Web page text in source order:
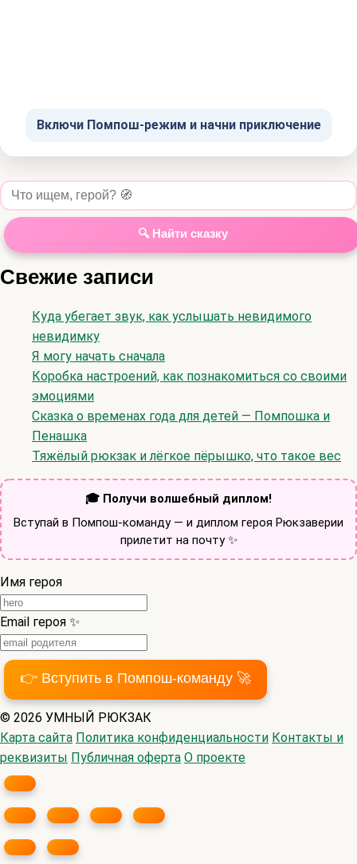
Включи Помпош-режим и начни приключение
🔍 Найти сказку
Свежие записи
Куда убегает звук, как услышать невидимого
невидимку
Я могу начать сначала
Коробка настроений, как познакомиться со своими
эмоциями
Сказка о временах года для детей — Помпошка и
Пенашка
Тяжёлый рюкзак и лёгкое пёрышко, что такое вес
🎓 Получи волшебный диплом!
Вступай в Помпош-команду — и диплом героя Рюкзаверии
прилетит на почту ✨
Имя героя
Email героя ✨
👉 Вступить в Помпош-команду 🚀
© 2026 УМНЫЙ РЮКЗАК
Карта сайта Политика конфиденциальности Контакты и
реквизиты Публичная оферта О проекте